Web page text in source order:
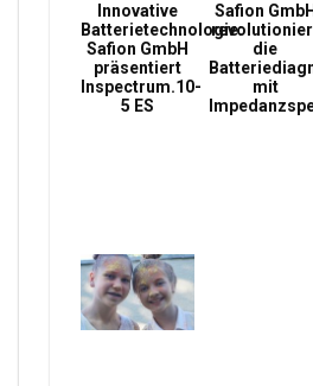
Innovative
Batterietechnologie:
Safion GmbH
präsentiert
Inspectrum.10-
5 ES
Safion GmbH
die
mit